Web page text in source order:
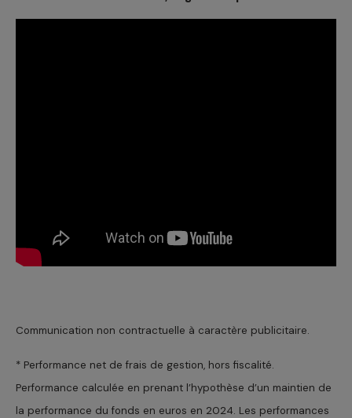
Communication non contractuelle à caractère publicitaire.
* Performance net de frais de gestion, hors fiscalité.
Performance calculée en prenant l’hypothèse d’un maintien de
la performance du fonds en euros en 2024. Les performances